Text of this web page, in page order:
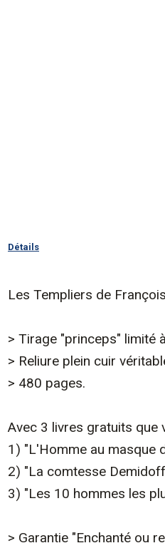
Détails
Les Templiers de
> Tirage "princeps" limité
> Reliure plein cuir
> 480 pages.
Avec 3 livres gratuits que
1) "L'Homme au masque
2) "La comtesse
3) "Les 10 hommes les
> Garantie "Enchanté ou